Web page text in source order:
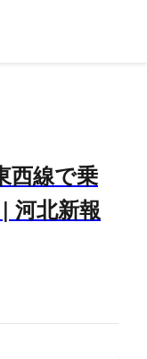
西線で乗
河北新報